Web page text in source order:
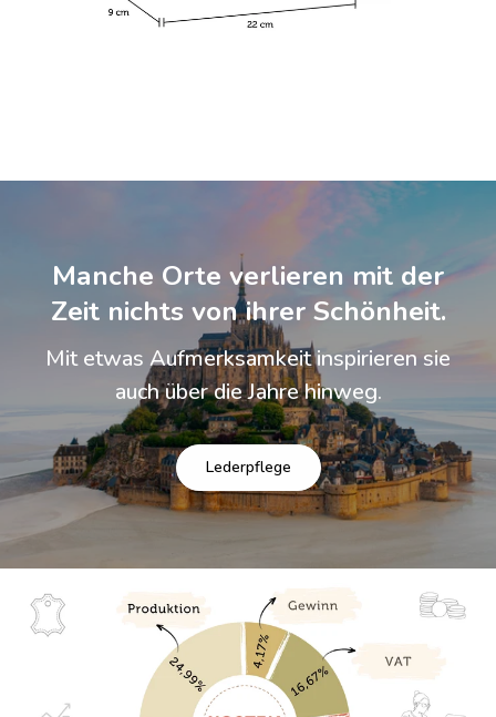
Manche Orte verlieren mit der
Zeit nichts von ihrer Schönheit.
Mit etwas Aufmerksamkeit inspirieren sie
auch über die Jahre hinweg.
Lederpflege